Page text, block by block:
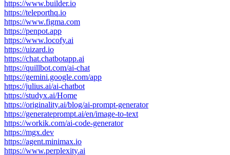
https://www.builder.io
https://teleporthq.io
https://www.figma.com
https://penpot.app
https://www.locofy.ai
https://uizard.io
https://chat.chatbotapp.ai
https://quillbot.com/ai-chat
https://gemini.google.com/app
https://julius.ai/ai-chatbot
https://studyx.ai/Home
https://originality.ai/blog/ai-prompt-generator
https://generateprompt.ai/en/image-to-text
https://workik.com/ai-code-generator
https://mgx.dev
https://agent.minimax.io
https://www.perplexity.ai